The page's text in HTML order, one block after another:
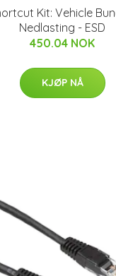
Kit: Vehicle
Nedlasting - ESD
450.04 NOK
KJØP NÅ